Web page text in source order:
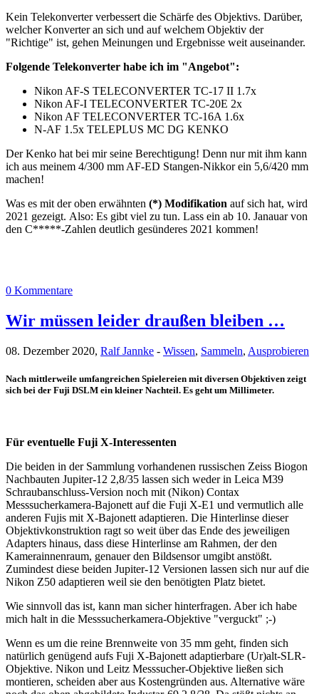
Kein Telekonverter verbessert die Schärfe des Objektivs. Darüber,
welcher Konverter an sich und auf welchem Objektiv der
"Richtige" ist, gehen Meinungen und Ergebnisse weit auseinander.
Folgende Telekonverter habe ich im "Angebot":
Nikon AF-S TELECONVERTER TC-17 II 1.7x
Nikon AF-I TELECONVERTER TC-20E 2x
Nikon AF TELECONVERTER TC-16A 1.6x
N-AF 1.5x TELEPLUS MC DG KENKO
Der Kenko hat bei mir seine Berechtigung! Denn nur mit ihm kann
ich aus meinem 4/300 mm AF-ED Stangen-Nikkor ein 5,6/420 mm
machen!
Was es mit der oben erwähnten (*) Modifikation auf sich hat, wird
2021 gezeigt. Also: Es gibt viel zu tun. Lass ein ab 10. Janauar von
den C*****-Zahlen deutlich gesünderes 2021 kommen!
0 Kommentare
Wir müssen leider draußen bleiben …
08. Dezember 2020, Ralf Jannke - Wissen, Sammeln, Ausprobieren
Nach mittlerweile umfangreichen Spielereien mit diversen Objektiven zeigt
sich bei der Fuji DSLM ein kleiner Nachteil. Es geht um Millimeter.
Für eventuelle Fuji X-Interessenten
Die beiden in der Sammlung vorhandenen russischen Zeiss Biogon
Nachbauten Jupiter-12 2,8/35 lassen sich weder in Leica M39
Schraubanschluss-Version noch mit (Nikon) Contax
Messsucherkamera-Bajonett auf die Fuji X-E1 und vermutlich alle
anderen Fujis mit X-Bajonett adaptieren. Die Hinterlinse dieser
Objektivkonstruktion ragt so weit über das Ende des jeweiligen
Adapters hinaus, dass diese Hinterlinse am Rahmen, der den
Kamerainnenraum, genauer den Bildsensor umgibt anstößt.
Zumindest diese beiden Jupiter-12 Versionen lassen sich nur auf die
Nikon Z50 adaptieren weil sie den benötigten Platz bietet.
Wie sinnvoll das ist, kann man sicher hinterfragen. Aber ich habe
mich halt in die Messsucherkamera-Objektive "verguckt" ;-)
Wenn es um die reine Brennweite von 35 mm geht, finden sich
natürlich genügend aufs Fuji X-Bajonett adaptierbare (Ur)alt-SLR-
Objektive. Nikon und Leitz Messsucher-Objektive ließen sich
montieren, scheiden aber aus Kostengründen aus. Alternative wäre